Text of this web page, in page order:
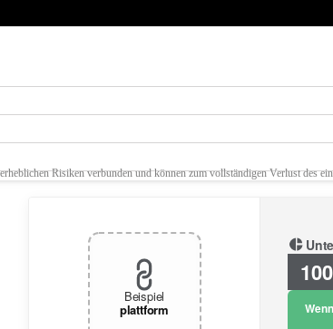
Risiken verbunden und können zum vollständigen Verlust des
Beispiel
plattform